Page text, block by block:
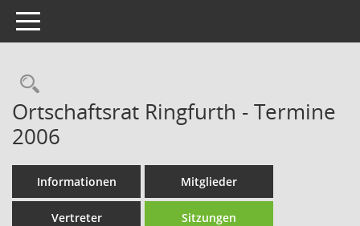
Toggle navigation
Rechercheauswahl
Ortschaftsrat Ringfurth - Termine
2006
Informationen Mitglieder
Vertreter Sitzungen